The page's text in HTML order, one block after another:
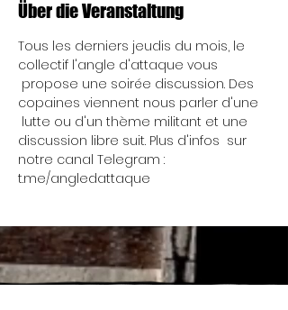
Über die Veranstaltung
Tous les derniers jeudis du mois, le
collectif l'angle d'attaque vous
propose une soirée discussion. Des
copaines viennent nous parler d'une
lutte ou d'un thème militant et une
discussion libre suit. Plus d'infos  sur
notre canal Telegram :
t.me/angledattaque